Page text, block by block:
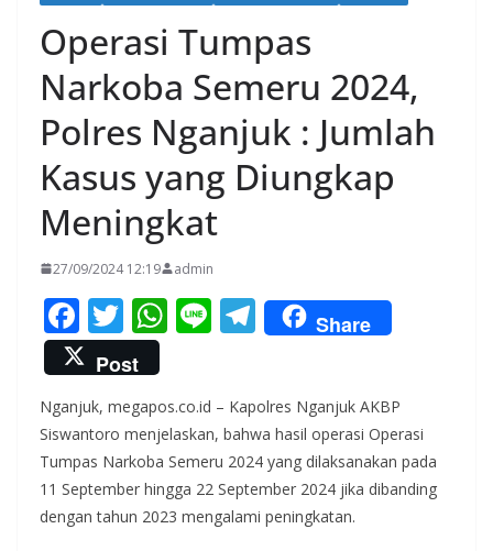
Operasi Tumpas
Narkoba Semeru 2024,
Polres Nganjuk : Jumlah
Kasus yang Diungkap
Meningkat
27/09/2024 12:19 admin
F
ac
e
b
o
o
k
T
w
itt
er
W
s
A
p
p
Li T
el
gr
a
m
Share
Post
Nganjuk, megapos.co.id – Kapolres Nganjuk AKBP
Siswantoro menjelaskan, bahwa hasil operasi Operasi
Tumpas Narkoba Semeru 2024 yang dilaksanakan pada
11 September hingga 22 September 2024 jika dibanding
dengan tahun 2023 mengalami peningkatan.